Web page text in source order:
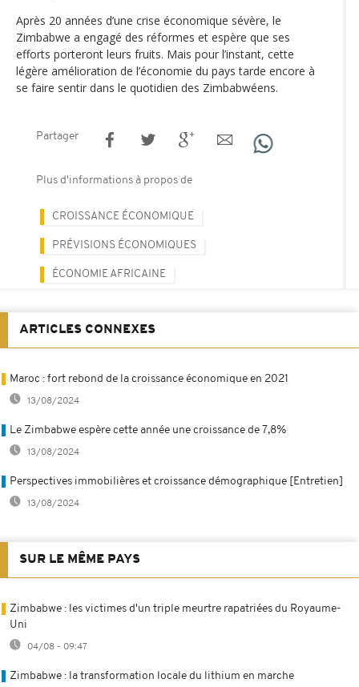
Après 20 années d’une crise économique sévère, le
Zimbabwe a engagé des réformes et espère que ses
efforts porteront leurs fruits. Mais pour l’instant, cette
légère amélioration de l’économie du pays tarde encore à
se faire sentir dans le quotidien des Zimbabwéens.
Partager
Plus d'informations à propos de
CROISSANCE ÉCONOMIQUE
PRÉVISIONS ÉCONOMIQUES
ÉCONOMIE AFRICAINE
ARTICLES CONNEXES
Maroc : fort rebond de la croissance économique en 2021
13/08/2024
Le Zimbabwe espère cette année une croissance de 7,8%
13/08/2024
Perspectives immobilières et croissance démographique [Entretien]
13/08/2024
SUR LE MÊME PAYS
Zimbabwe : les victimes d'un triple meurtre rapatriées du Royaume-
Uni
04/08 - 09:47
Zimbabwe : la transformation locale du lithium en marche